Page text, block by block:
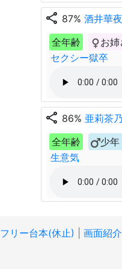
share 87% 酒井華夜
全年齢
お姉
セクシー獄卒
share 86% 亜莉茶
全年齢
少年
生意気
フリー台本(休止) 画面紹介